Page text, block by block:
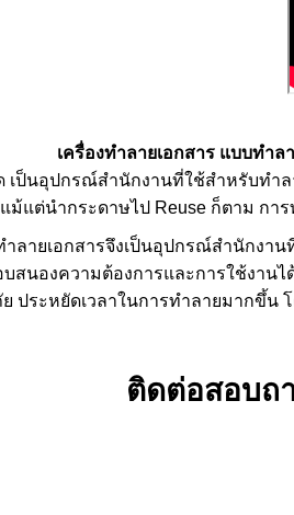
เครื่องทำลายเอกสารแบบทำล
เป็นอุปกรณ์สำนักงานที่ใช้สำหรับทำ
ม้แต่นำกระดาษไป Reuse ก็ตาม กา
ำลายเอกสารจึงเป็นอุปกรณ์สำนักงา
สนองความต้องการและการใช้งานไ
ประหยัดเวลาในการทำลายมากขึ้น
ติดต่อสอบถ